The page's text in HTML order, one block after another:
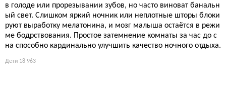
в голоде или прорезывании зубов, но часто виноват банальн
ый свет. Слишком яркий ночник или неплотные шторы блоки
руют выработку мелатонина, и мозг малыша остаётся в режи
ме бодрствования. Простое затемнение комнаты за час до с
на способно кардинально улучшить качество ночного отдыха.
Дети 18 963